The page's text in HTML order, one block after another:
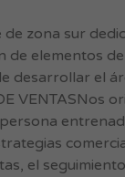
de zona sur
de elementos
desarrollar el
VENTASNos
el